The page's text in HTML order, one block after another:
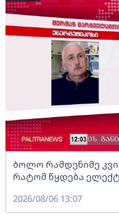
ბოლო რამდენიმე
რატომ წყდება
2026/08/06 13:07